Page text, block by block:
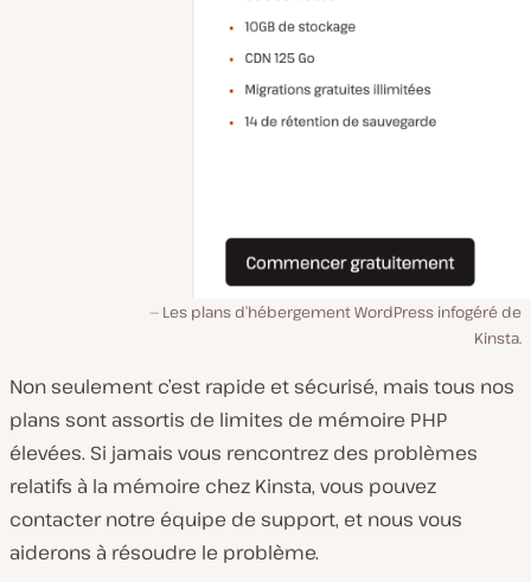
Les plans d’hébergement WordPress infogéré de
Kinsta.
Non seulement c’est rapide et sécurisé, mais tous nos
plans sont assortis de limites de mémoire PHP
élevées. Si jamais vous rencontrez des problèmes
relatifs à la mémoire chez Kinsta, vous pouvez
contacter notre équipe de support, et nous vous
aiderons à résoudre le problème.